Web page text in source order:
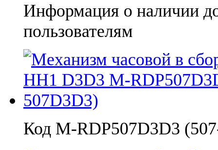
Информация о наличии
пользователям
Код M-RDP507D3D3